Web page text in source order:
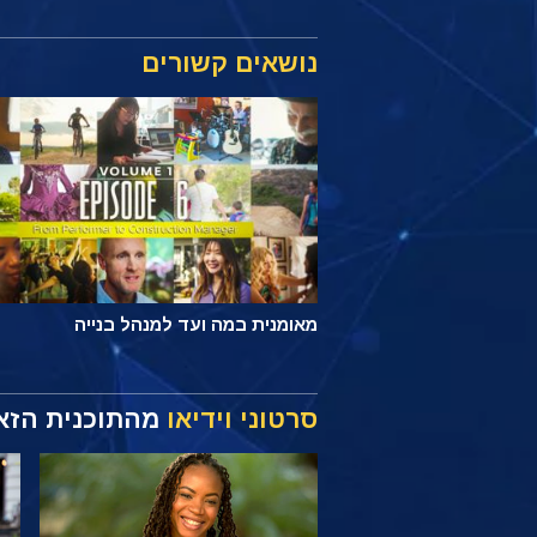
נושאים קשורים
מאומנית במה ועד למנהל בנייה
סרטוני וידיאו מהתוכנית